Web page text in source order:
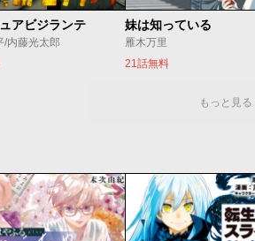
アビジランテ
/内藤光太郎
妹は知っている
雁木万里
21話無料
もっと見る